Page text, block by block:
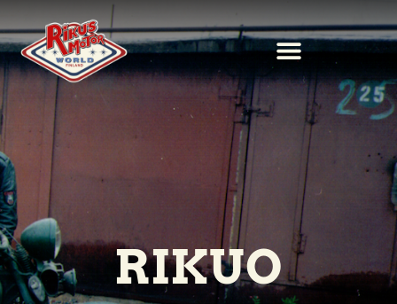
RIKUO